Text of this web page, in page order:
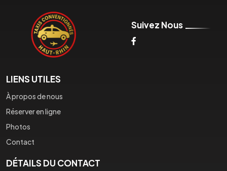
Suivez Nous
LIENS UTILES
À propos de nous
Réserver en ligne
Photos
Contact
DÉTAILS DU CONTACT